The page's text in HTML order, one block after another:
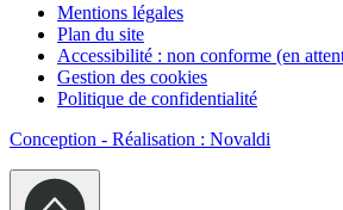
Mentions légales
Plan du site
Accessibilité : non conforme (en
Gestion des cookies
Politique de confidentialité
Conception - Réalisation : Novaldi